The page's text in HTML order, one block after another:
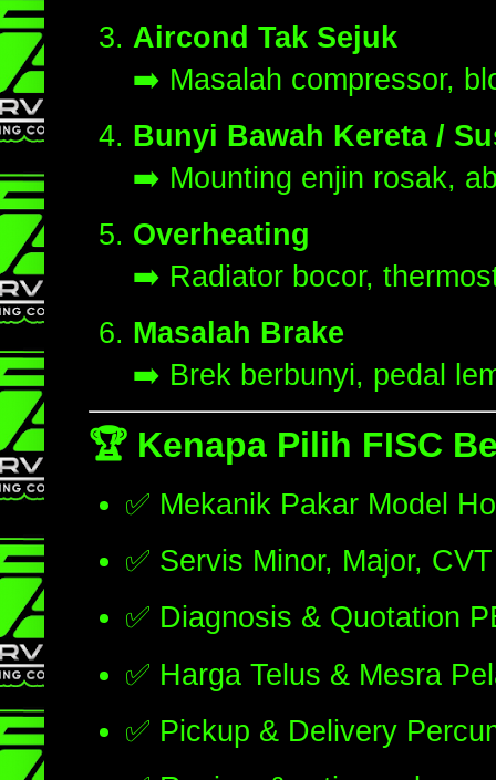
Aircond Tak Sejuk
➡️ Masalah compressor,
Bunyi Bawah Kereta /
➡️ Mounting enjin rosak,
Overheating
➡️ Radiator bocor,
Masalah Brake
➡️ Brek berbunyi, pedal
🏆 Kenapa Pilih FISC
✅ Mekanik Pakar Model
✅ Servis Minor, Major,
✅ Diagnosis & Quotation
✅ Harga Telus & Mesra
✅ Pickup & Delivery